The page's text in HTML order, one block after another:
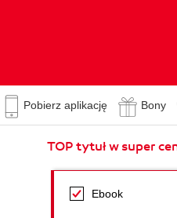
Pobierz aplikację Bony
TOP tytuł w super
Ebook